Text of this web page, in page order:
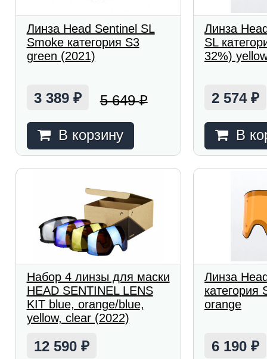
Линза Head Sentinel SL
Smoke категория S3
green (2021)
3 389 ₽ 5 649₽
В корзину
Линза
SL
32%)
2 574₽
В
Набор 4 линзы для маски
HEAD SENTINEL LENS
KIT blue, orange/blue,
yellow, clear (2022)
12 590 ₽
Линза
категория
orange
6 190₽